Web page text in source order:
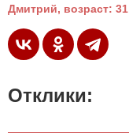
Дмитрий, возраст:
Отклики: